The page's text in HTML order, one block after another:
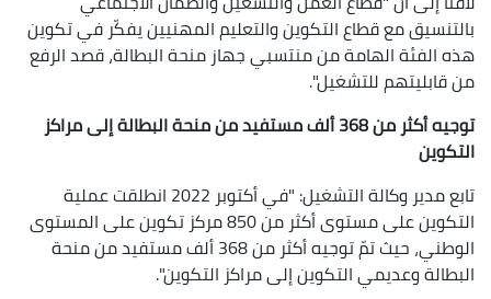
بالتنسيق مع قطاع التكوين والتعليم المهنيين يفكّر في تكوين
هذه الفئة الهامة من منتسبي جهاز منحة البطالة، قصد الرفع
من قابليتهم للتشغيل".
توجيه أكثر من 368 ألف مستفيد من منحة البطالة إلى مراكز
التكوين
تابع مدير وكالة التشغيل: "في أكتوبر 2022 انطلقت عملية
التكوين على مستوى أكثر من 850 مركز تكوين على المستوى
الوطني، حيث تمّ توجيه أكثر من 368 ألف مستفيد من منحة
البطالة وعديمي التكوين إلى مراكز التكوين".